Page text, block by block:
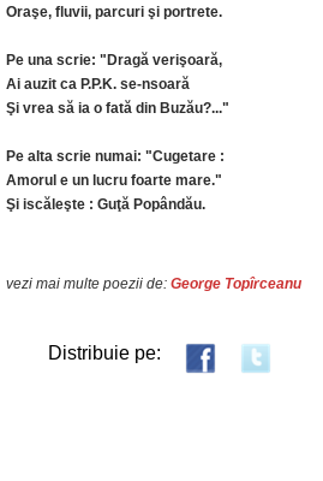
Oraşe, fluvii, parcuri şi portrete.
Pe una scrie: "Dragă verişoară,
Ai auzit ca P.P.K. se-nsoară
Şi vrea să ia o fată din Buzău?..."
Pe alta scrie numai: "Cugetare :
Amorul e un lucru foarte mare."
Şi iscăleşte : Guţă Popândău.
vezi mai multe poezii de: George Topîrceanu
Distribuie pe: